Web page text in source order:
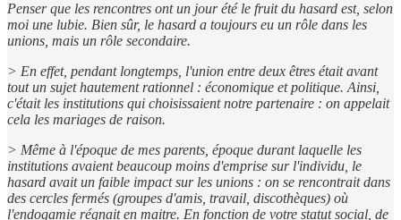
Penser que les rencontres ont un jour été le fruit du hasard est, selon
moi une lubie. Bien sûr, le hasard a toujours eu un rôle dans les
unions, mais un rôle secondaire.
> En effet, pendant longtemps, l'union entre deux êtres était avant
tout un sujet hautement rationnel : économique et politique. Ainsi,
c'était les institutions qui choisissaient notre partenaire : on appelait
cela les mariages de raison.
> Même à l'époque de mes parents, époque durant laquelle les
institutions avaient beaucoup moins d'emprise sur l'individu, le
hasard avait un faible impact sur les unions : on se rencontrait dans
des cercles fermés (groupes d'amis, travail, discothèques) où
l'endogamie régnait en maitre. En fonction de votre statut social, de